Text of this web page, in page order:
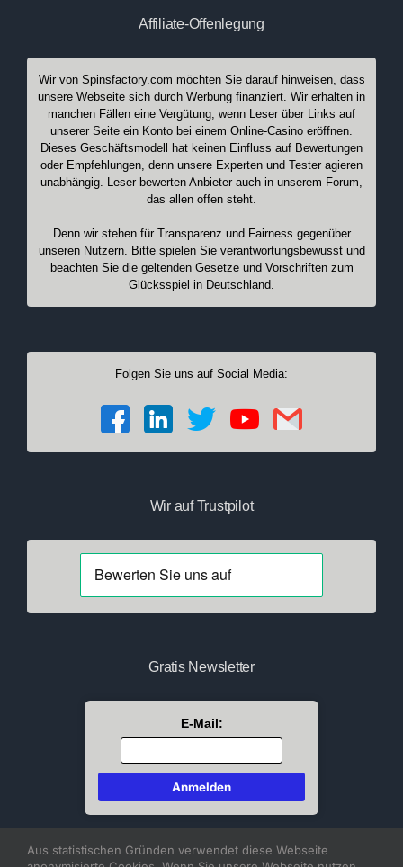
Affiliate-Offenlegung
Wir von Spinsfactory.com möchten Sie darauf hinweisen, dass
unsere Webseite sich durch Werbung finanziert. Wir erhalten in
manchen Fällen eine Vergütung, wenn Leser über Links auf
unserer Seite ein Konto bei einem Online-Casino eröffnen.
Dieses Geschäftsmodell hat keinen Einfluss auf Bewertungen
oder Empfehlungen, denn unsere Experten und Tester agieren
unabhängig. Leser bewerten Anbieter auch in unserem Forum,
das allen offen steht.
Denn wir stehen für Transparenz und Fairness gegenüber
unseren Nutzern. Bitte spielen Sie verantwortungsbewusst und
beachten Sie die geltenden Gesetze und Vorschriften zum
Glücksspiel in Deutschland.
Folgen Sie uns auf Social Media:
Wir auf Trustpilot
Gratis Newsletter
E-Mail:
Aus statistischen Gründen verwendet diese Webseite